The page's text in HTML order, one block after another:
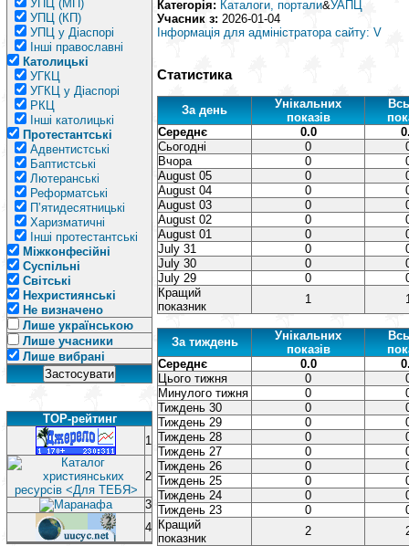
УПЦ (МП)
УПЦ (КП)
УПЦ у Діаспорі
Інші православні
Католицькі
УГКЦ
УГКЦ у Діаспорі
РКЦ
Інші католицькі
Протестантські
Адвентистські
Баптистські
Лютеранські
Реформатські
П’ятидесятницькі
Харизматичні
Інші протестантські
Міжконфесійні
Суспільні
Світські
Нехристиянські
Не визначено
Лише українською
Лише учасники
Лише вибрані
TOP-рейтинг
1
2
3
4
Категорія: Каталоги, портали&УАПЦ
Учасник з: 2026-01-04
Інформація для адміністратора сайту: V
Статистика
За день
Унікальних
показів
Середнє
0.0
Сьогодні
0
Вчора
0
August 05
0
August 04
0
August 03
0
August 02
0
August 01
0
July 31
0
July 30
0
July 29
0
Кращий
показник
1
За тиждень
Унікальних
показів
Середнє
0.0
Цього тижня
0
Минулого тижня
0
Тиждень 30
0
Тиждень 29
0
Тиждень 28
0
Тиждень 27
0
Тиждень 26
0
Тиждень 25
0
Тиждень 24
0
Тиждень 23
0
Кращий
показник
2